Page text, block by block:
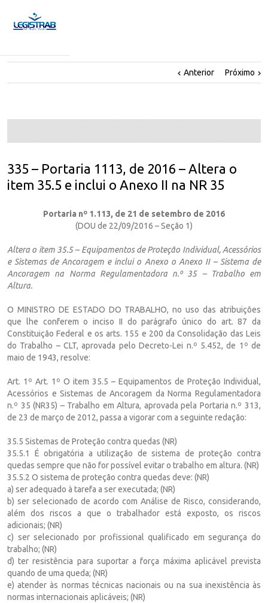
Anterior Próximo
335 – Portaria 1113, de 2016 – Altera o
item 35.5 e inclui o Anexo II na NR 35
Portaria nº 1.113, de 21 de setembro de 2016
(DOU de 22/09/2016 – Seção 1)
Altera o item 35.5 – Equipamentos de Proteção Individual, Acessórios
e Sistemas de Ancoragem e inclui o Anexo o Anexo II – Sistema de
Ancoragem na Norma Regulamentadora n.º 35 – Trabalho em
Altura.
O MINISTRO DE ESTADO DO TRABALHO, no uso das atribuições
que lhe conferem o inciso II do parágrafo único do art. 87 da
Constituição Federal e os arts. 155 e 200 da Consolidação das Leis
do Trabalho – CLT, aprovada pelo Decreto-Lei n.º 5.452, de 1º de
maio de 1943, resolve:
Art. 1º Art. 1º O item 35.5 – Equipamentos de Proteção Individual,
Acessórios e Sistemas de Ancoragem da Norma Regulamentadora
n.º 35 (NR35) – Trabalho em Altura, aprovada pela Portaria n.º 313,
de 23 de março de 2012, passa a vigorar com a seguinte redação:
35.5 Sistemas de Proteção contra quedas (NR)
35.5.1 É obrigatória a utilização de sistema de proteção contra
quedas sempre que não for possível evitar o trabalho em altura. (NR)
35.5.2 O sistema de proteção contra quedas deve: (NR)
a) ser adequado à tarefa a ser executada; (NR)
b) ser selecionado de acordo com Análise de Risco, considerando,
além dos riscos a que o trabalhador está exposto, os riscos
adicionais; (NR)
c) ser selecionado por profissional qualificado em segurança do
trabalho; (NR)
d) ter resistência para suportar a força máxima aplicável prevista
quando de uma queda; (NR)
e) atender às normas técnicas nacionais ou na sua inexistência às
normas internacionais aplicáveis; (NR)